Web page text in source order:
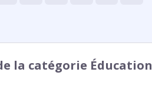
la catégorie Éducation